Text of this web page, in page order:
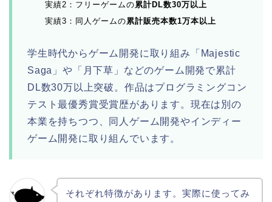
実績2：フリーゲームの累計DL数30万以上
実績3：同人ゲームの累計販売本数1万本以上
学生時代からゲーム開発に取り組み「Majestic
Saga」や「月下草」などのゲーム開発で累計
DL数30万以上突破。作品はプログラミングコン
テスト最優秀賞受賞歴があります。現在は別の
本業を持ちつつ、同人ゲーム開発やインディー
ゲーム開発に取り組んでいます。
それぞれ特徴があります。実際に使ってみ